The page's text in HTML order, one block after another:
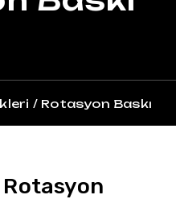
/ Rotasyon Baskı
Rotasyon